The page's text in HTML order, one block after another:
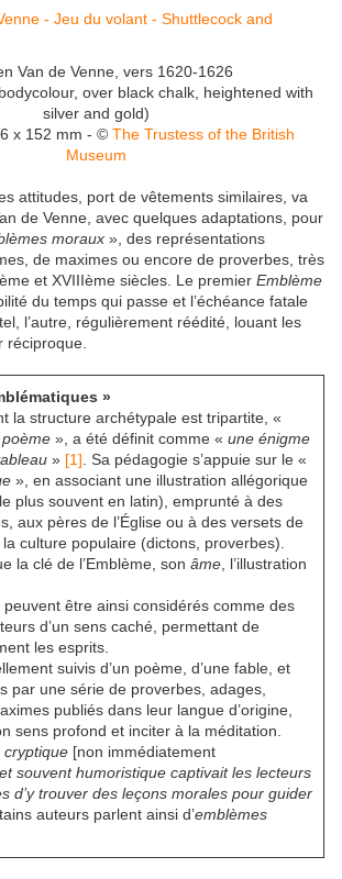
Van de Venne, vers 1620-1626
over black chalk, heightened with
silver and gold)
x 152 mm - © The Trustess of the British
Museum
attitudes, port de vêtements similaires, va
de Venne, avec quelques adaptations, pour
moraux », des représentations
de maximes ou encore de proverbes, très
et XVIIIème siècles. Le premier Emblème
du temps qui passe et l’échéance fatale
l’autre, régulièrement réédité, louant les
réciproque.
»
la structure archétypale est tripartite, «
», a été définit comme « une énigme
» [1] . Sa pédagogie s’appuie sur le «
», en associant une illustration allégorique
plus souvent en latin), emprunté à des
aux pères de l’Église ou à des versets de
culture populaire (dictons, proverbes).
la clé de l’Emblème, son âme , l’illustration
être ainsi considérés comme des
d’un sens caché, permettant de
les esprits.
suivis d’un poème, d’une fable, et
par une série de proverbes, adages,
publiés dans leur langue d’origine,
sens profond et inciter à la méditation.
cryptique [non immédiatement
et souvent humoristique captivait les lecteurs
d’y trouver des leçons morales pour guider
auteurs parlent ainsi d’emblèmes